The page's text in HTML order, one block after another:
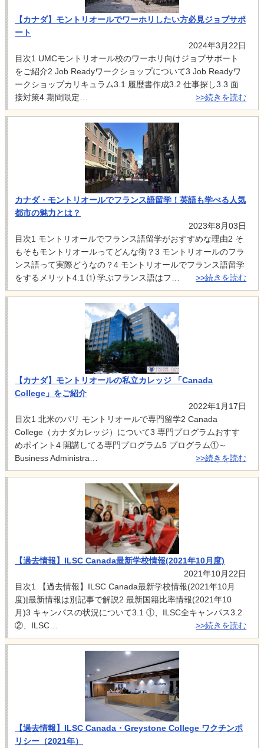
【カナダ】モントリオールでワーホリしたい方必見ジョブサポ
ート
2024年3月22日
目次1 UMCモントリオール校のワーホリ向けジョブサポート
をご紹介2 Job Readyワークショップについて3 Job Readyワ
ークショップカリキュラム3.1 履歴書作成3.2 仕事探し3.3 面
接対策4 期間限定…
>>続きを読む
カナダ・モントリオールでフランス語留学！英語も学べる人気
都市の魅力とは？
2023年8月03日
目次1 モントリオールでフランス語留学がおすすめな理由2 そ
もそもモントリオールってどんな街？3 モントリオールのフラ
ンス語って実際どうなの？4 モントリオールでフランス語留学
をするメリット4.1 ⑴ 学ぶフランス語はフ…
>>続きを読む
【カナダ】モントリオールの私立カレッジ 「Canada
College」をご紹介
2022年1月17日
目次1 北米のパリ モントリオールで専門留学2 Canada
College（カナダカレッジ）について3 専門プログラムおすす
めポイント4 開講してる専門プログラム5 プログラム①～
Business Administra…
>>続きを読む
【過去情報】ILSC Canada最新学校情報(2021年10月度)
2021年10月22日
目次1 【過去情報】ILSC Canada最新学校情報(2021年10月
度)|最新情報は別記事で解説2 最新国籍比率情報(2021年10
月)3 キャンパスの状況について3.1 ①、ILSC全キャンパス3.2
②、ILSC…
>>続きを読む
【過去情報】ILSC Canada・Greystone College ワクチンポ
リシー（2021年）